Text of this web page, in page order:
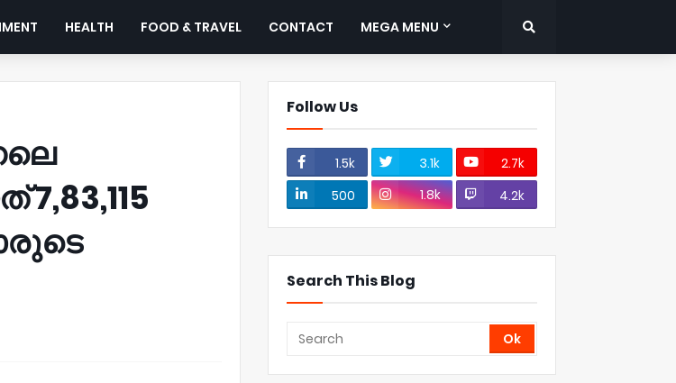
HEALTH FOOD & TRAVEL CONTACT MEGA MENU
Follow Us
1.5k 3.1k
2.7k
500
1.8k 4.2k
Search This Blog